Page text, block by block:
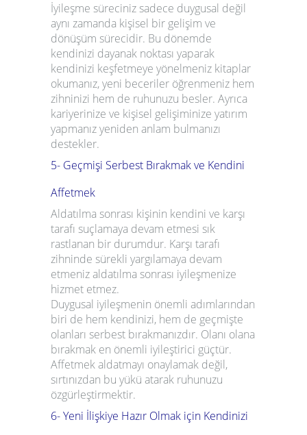
İyileşme süreciniz sadece duygusal değil
aynı zamanda kişisel bir gelişim ve
dönüşüm sürecidir. Bu dönemde
kendinizi dayanak noktası yaparak
kendinizi keşfetmeye yönelmeniz kitaplar
okumanız, yeni beceriler öğrenmeniz hem
zihninizi hem de ruhunuzu besler. Ayrıca
kariyerinize ve kişisel gelişiminize yatırım
yapmanız yeniden anlam bulmanızı
destekler.
5- Geçmişi Serbest Bırakmak ve Kendini
Affetmek
Aldatılma sonrası kişinin kendini ve karşı
tarafı suçlamaya devam etmesi sık
rastlanan bir durumdur. Karşı tarafı
zihninde sürekli yargılamaya devam
etmeniz aldatılma sonrası iyileşmenize
hizmet etmez.
Duygusal iyileşmenin önemli adımlarından
biri de hem kendinizi, hem de geçmişte
olanları serbest bırakmanızdır. Olanı olana
bırakmak en önemli iyileştirici güçtür.
Affetmek aldatmayı onaylamak değil,
sırtınızdan bu yükü atarak ruhunuzu
özgürleştirmektir.
6- Yeni İlişkiye Hazır Olmak için Kendinizi